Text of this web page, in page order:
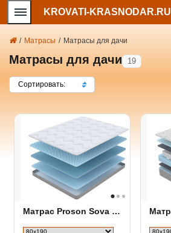
KROVATI-KRASNODAR.RU
/ Матрасы / Матрасы для дачи
Матрасы для дачи 19
Сортировать:
Матрас Proson Sova Flex S